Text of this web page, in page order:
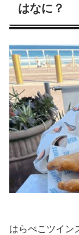
はなに？
はらぺこツイン